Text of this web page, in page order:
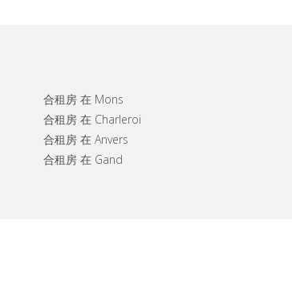
合租房 在 Mons
合租房 在 Charleroi
合租房 在 Anvers
合租房 在 Gand